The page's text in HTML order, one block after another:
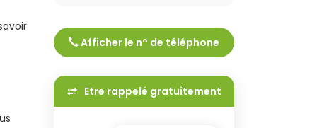
Afficher le n° de téléphone
Tél : 0699846582
Etre rappelé gratuitement